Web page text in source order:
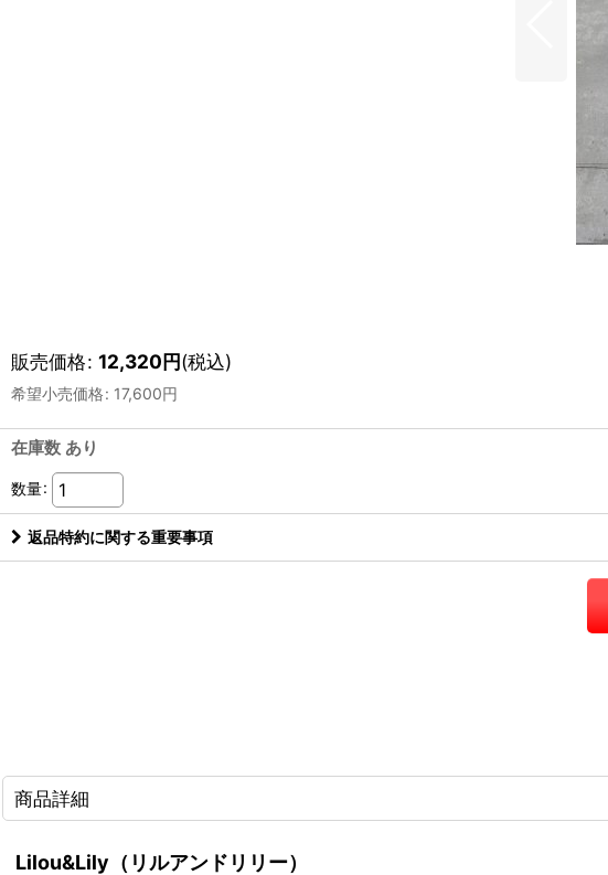
販売価格: 12,320円(税込)
希望小売価格: 17,600円
在庫数 あり
数量:
返品特約に関する重要事項
商品詳細
Lilou&Lily（リルアンドリリー）